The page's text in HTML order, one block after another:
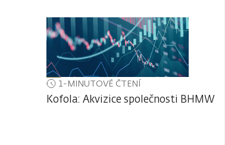
1-MINUTOVÉ ČTENÍ
Kofola: Akvizice společnosti BHMW